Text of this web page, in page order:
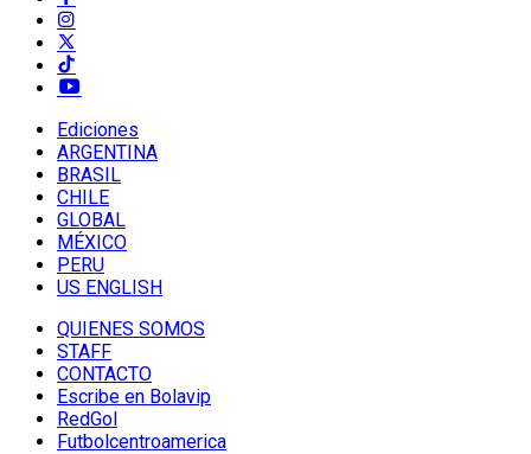
Ediciones
ARGENTINA
BRASIL
CHILE
GLOBAL
MÉXICO
PERU
US ENGLISH
QUIENES SOMOS
STAFF
CONTACTO
Escribe en Bolavip
RedGol
Futbolcentroamerica